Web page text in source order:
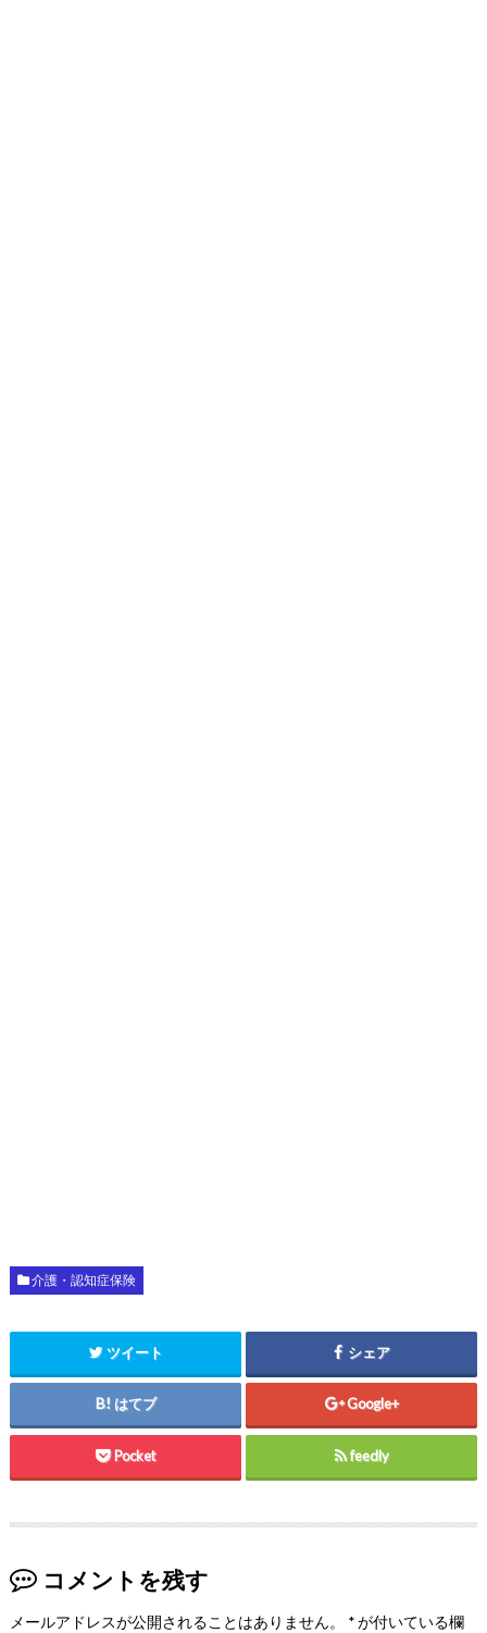
介護・認知症保険
ツイート シェア
はてブ Google+
Pocket feedly
コメントを残す
メールアドレスが公開されることはありません。 *が付いている欄